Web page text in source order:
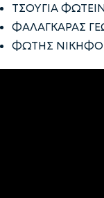
ΤΣΟΥΓΙΑ
ΦΑΛΑΓΚΑΡΑΣ
ΦΩΤΗΣ